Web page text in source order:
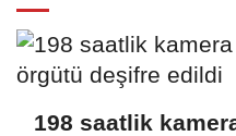
198 saatlik